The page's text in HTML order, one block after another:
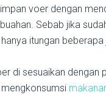
voer dengan
Sebab jika
itungan
di sesuaikan dengan
mengkonsumsi